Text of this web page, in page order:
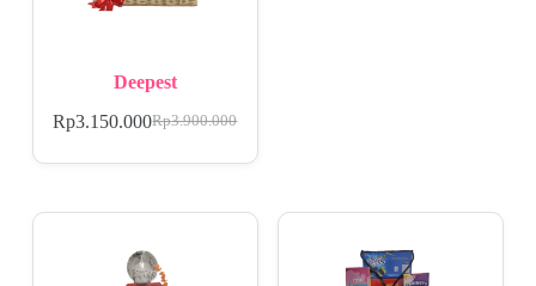
Deepest
Rp3.900.000
Rp3.150.000